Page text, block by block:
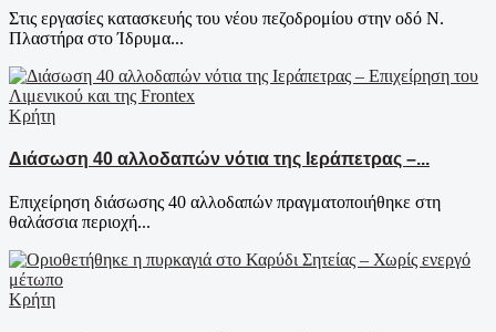
Στις εργασίες κατασκευής του νέου πεζοδρομίου στην οδό Ν.
Πλαστήρα στο Ίδρυμα...
Κρήτη
Διάσωση 40 αλλοδαπών νότια της Ιεράπετρας –...
Επιχείρηση διάσωσης 40 αλλοδαπών πραγματοποιήθηκε στη
θαλάσσια περιοχή...
Κρήτη